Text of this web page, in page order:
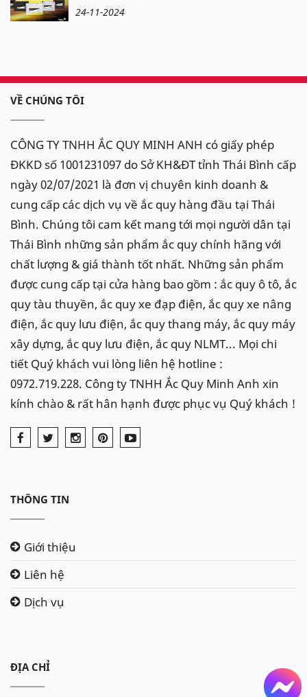
24-11-2024
VỀ CHÚNG TÔI
CÔNG TY TNHH ẮC QUY MINH ANH có giấy phép
ĐKKD số 1001231097 do Sở KH&ĐT tỉnh Thái Bình cấp
ngày 02/07/2021 là đơn vị chuyên kinh doanh &
cung cấp các dịch vụ về ắc quy hàng đầu tại Thái
Bình. Chúng tôi cam kết mang tới mọi người dân tại
Thái Bình những sản phẩm ắc quy chính hãng với
chất lượng & giá thành tốt nhất. Những sản phẩm
được cung cấp tại cửa hàng bao gồm : ắc quy ô tô, ắc
quy tàu thuyền, ắc quy xe đạp điện, ắc quy xe nâng
điện, ắc quy lưu điện, ắc quy thang máy, ắc quy máy
xây dựng, ắc quy lưu điện, ắc quy NLMT... Mọi chi
tiết Quý khách vui lòng liên hệ hotline :
0972.719.228. Công ty TNHH Ắc Quy Minh Anh xin
kính chào & rất hân hạnh được phục vụ Quý khách !
THÔNG TIN
Giới thiệu
Liên hệ
Dịch vụ
ĐỊA CHỈ